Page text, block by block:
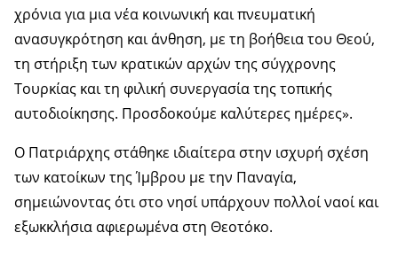
χρόνια για μια νέα κοινωνική και πνευματική
ανασυγκρότηση και άνθηση, με τη βοήθεια του Θεού,
τη στήριξη των κρατικών αρχών της σύγχρονης
Τουρκίας και τη φιλική συνεργασία της τοπικής
αυτοδιοίκησης. Προσδοκούμε καλύτερες ημέρες».
Ο Πατριάρχης στάθηκε ιδιαίτερα στην ισχυρή σχέση
των κατοίκων της Ίμβρου με την Παναγία,
σημειώνοντας ότι στο νησί υπάρχουν πολλοί ναοί και
εξωκκλήσια αφιερωμένα στη Θεοτόκο.